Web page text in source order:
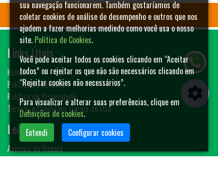
Links Úteis
Home
Política de Cookies
Política de Privacidade
Termos e Condições Gerais de Uso
Leilões
Animais de Rodeio
sua navegação funcionarem. Também gostaríamos de
coletar cookies de análise de desempenho e outros que nos
ajudem a fazer melhorias medindo como você usa o nosso
site. Política de Cookies.
Você pode aceitar todos os cookies clicando em “Aceitar
todos” ou rejeitar os que não são necessários clicando em
“Rejeitar cookies não necessários”.
Para visualizar e alterar suas preferências, clique em
Definições de cookies.
Entendi
Configurar cookies